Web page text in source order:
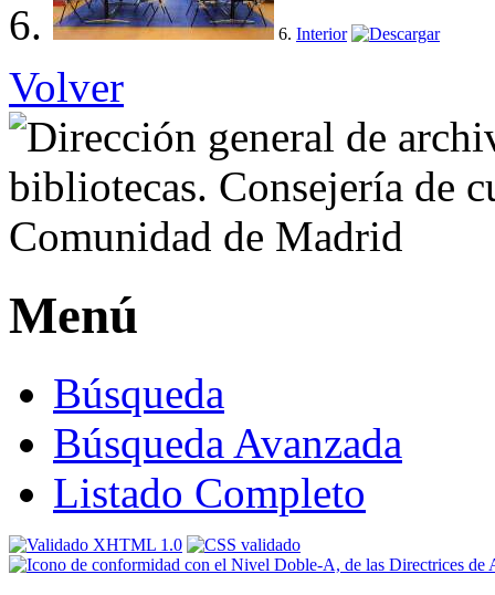
6. Interior
Volver
Menú
Búsqueda
Búsqueda Avanzada
Listado Completo